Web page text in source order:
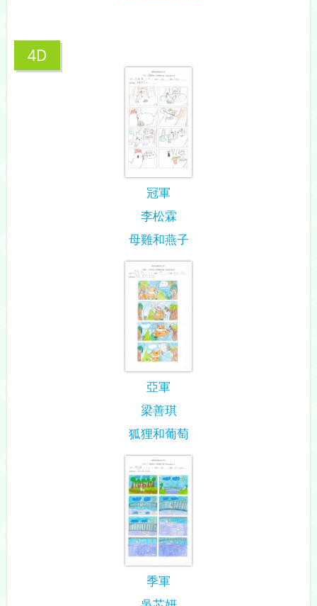
4D
冠軍
李松霖
母雞和燕子
亞軍
梁善琪
狐狸和葡萄
季軍